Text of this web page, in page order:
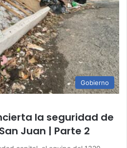
Gobierno
la seguridad de
Juan | Parte 2